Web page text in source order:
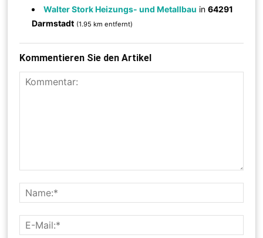
Walter Stork Heizungs- und Metallbau in64291
Darmstadt (1.95 km entfernt)
Kommentieren Sie den Artikel